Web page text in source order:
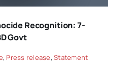
Recognition: 7-
Govt
, Press release,Statement